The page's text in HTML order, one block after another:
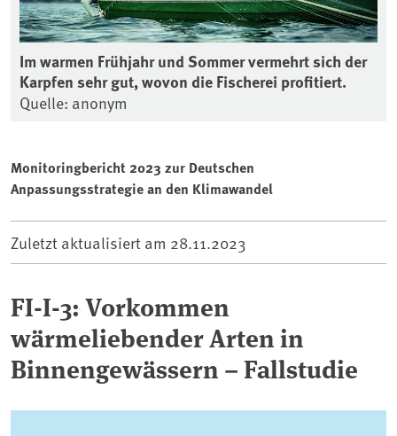
Im warmen Frühjahr und Sommer vermehrt sich der
Karpfen sehr gut, wovon die Fischerei profitiert.
Quelle: anonym
Monitoringbericht 2023 zur Deutschen
Anpassungsstrategie an den Klimawandel
Zuletzt aktualisiert am 28.11.2023
FI-I-3: Vorkommen
wärmeliebender Arten in
Binnengewässern – Fallstudie